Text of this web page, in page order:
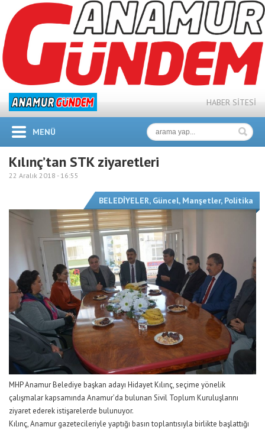
HABER SİTESİ
MENÜ
Kılınç’tan STK ziyaretleri
22 Aralık 2018 - 16:55
BELEDİYELER, Güncel, Manşetler, Politika
MHP Anamur Belediye başkan adayı Hidayet Kılınç, seçime yönelik
çalışmalar kapsamında Anamur’da bulunan Sivil Toplum Kuruluşlarını
ziyaret ederek istişarelerde bulunuyor.
Kılınç, Anamur gazetecileriyle yaptığı basın toplantısıyla birlikte başlattığı